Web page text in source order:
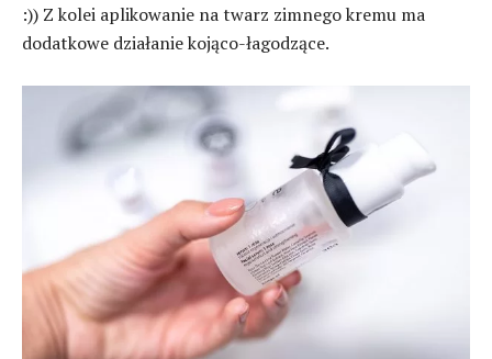
:)) Z kolei aplikowanie na twarz zimnego kremu ma
dodatkowe działanie kojąco-łagodzące.